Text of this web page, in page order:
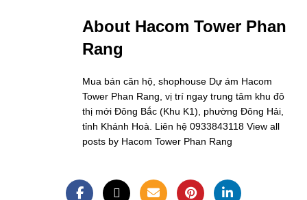
About Hacom Tower Phan
Rang
Mua bán căn hộ, shophouse Dự ám Hacom
Tower Phan Rang, vị trí ngay trung tâm khu đô
thị mới Đông Bắc (Khu K1), phường Đông Hải,
tỉnh Khánh Hoà. Liên hệ 0933843118 View all
posts by Hacom Tower Phan Rang